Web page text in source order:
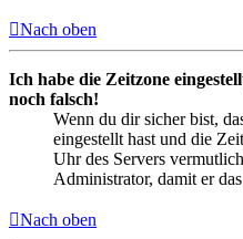
Nach oben
Ich habe die Zeitzone
noch falsch!
Wenn du dir sicher bist,
eingestellt hast und die
Uhr des Servers
Administrator, damit er
Nach oben